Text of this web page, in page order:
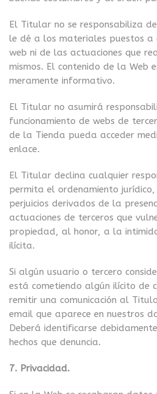
El Titular no se responsabiliza
le dé a los materiales puestos a
web ni de las actuaciones que
mismos. El contenido de la Web
meramente informativo.
El Titular no asumirá
funcionamiento de webs de
de la Tienda pueda acceder
enlace.
El Titular declina cualquier
permita el ordenamiento
perjuicios derivados de la
actuaciones de terceros que
propiedad, al honor, a la
ilícita.
Si algún usuario o tercero
está cometiendo algún ilícito de
remitir una comunicación al
email que aparece en nuestros
Deberá identificarse
hechos que denuncia.
7. Privacidad.